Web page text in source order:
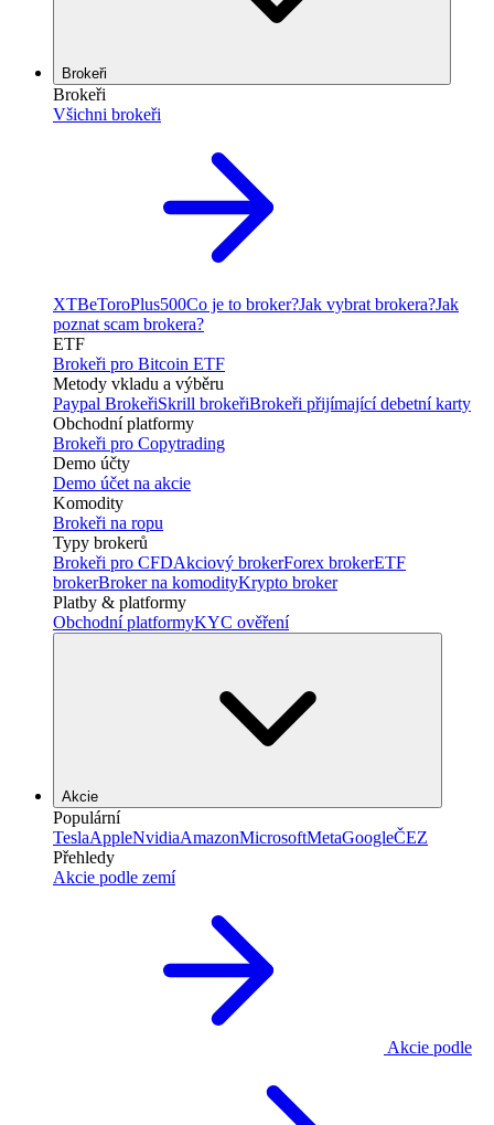
Brokeři
Brokeři
Všichni brokeři
XTBeToroPlus500Co je to broker?Jak vybrat brokera?Jak
poznat scam brokera?
ETF
Brokeři pro Bitcoin ETF
Metody vkladu a výběru
Paypal BrokeřiSkrill brokeřiBrokeři přijímající debetní karty
Obchodní platformy
Brokeři pro Copytrading
Demo účty
Demo účet na akcie
Komodity
Brokeři na ropu
Typy brokerů
Brokeři pro CFDAkciový brokerForex brokerETF
brokerBroker na komodityKrypto broker
Platby & platformy
Obchodní platformyKYC ověření
Akcie
Populární
TeslaAppleNvidiaAmazonMicrosoftMetaGoogleČEZ
Přehledy
Akcie podle zemí
Akcie podle